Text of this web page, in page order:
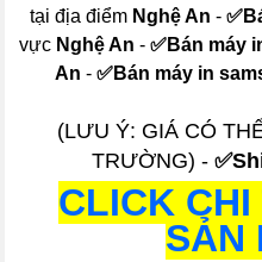
tại địa điểm Nghệ An - ✅
vực Nghệ An - ✅Bán máy
An - ✅Bán máy in
(LƯU Ý: GIÁ CÓ
TRƯỜNG) -
CLICK
SẢN